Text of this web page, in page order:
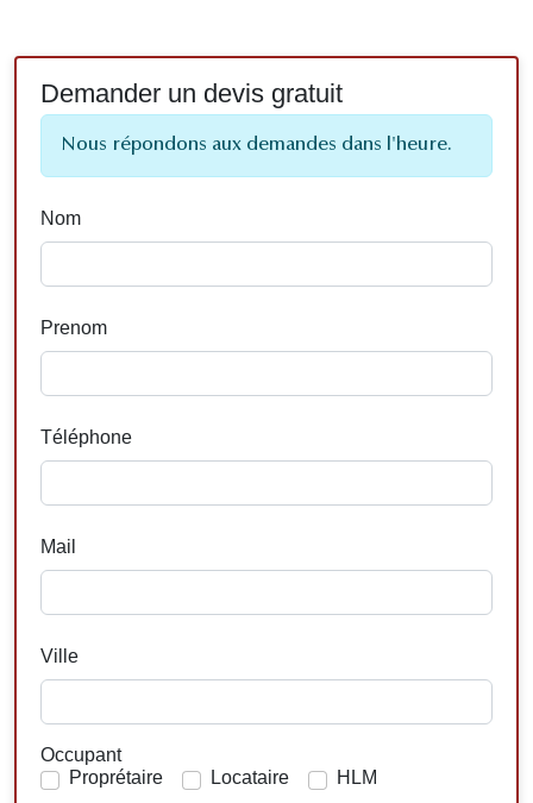
Demander un devis gratuit
Nous répondons aux demandes dans l'heure.
Nom
Prenom
Téléphone
Mail
Ville
Occupant
Proprétaire
Locataire HLM